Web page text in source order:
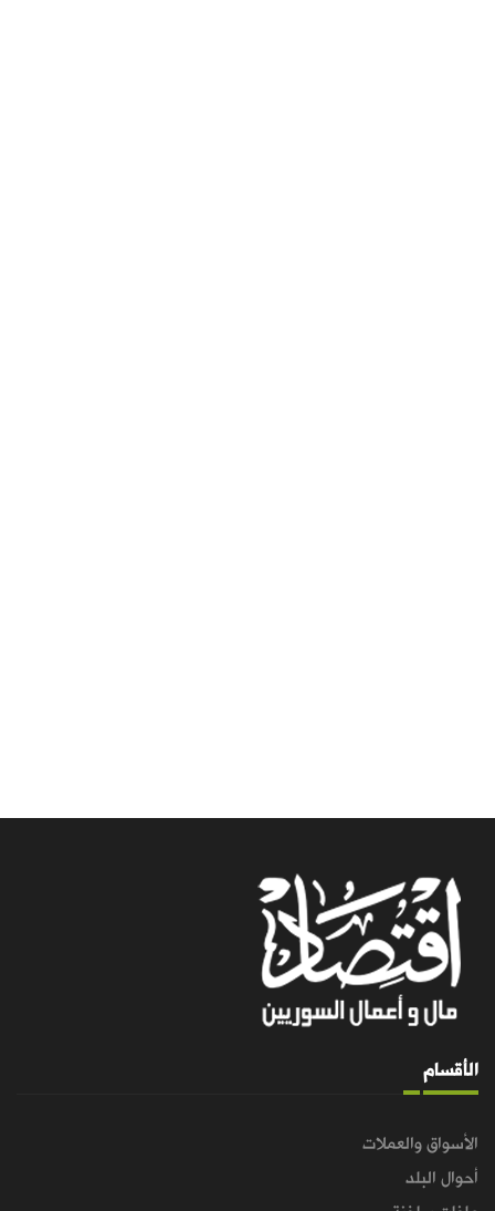
الأقسام
الأسواق والعملات
أحوال البلد